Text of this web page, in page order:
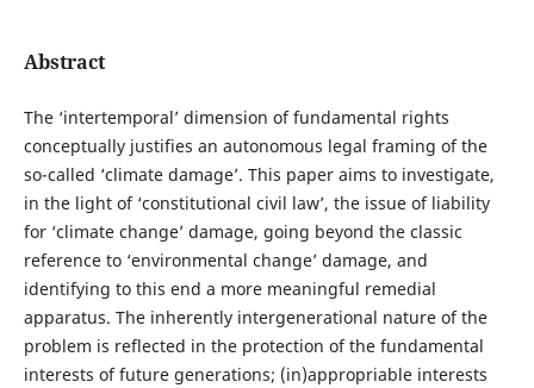
Abstract
The ‘intertemporal’ dimension of fundamental rights
conceptually justifies an autonomous legal framing of the
so-called ‘climate damage’. This paper aims to investigate,
in the light of ‘constitutional civil law’, the issue of liability
for ‘climate change’ damage, going beyond the classic
reference to ‘environmental change’ damage, and
identifying to this end a more meaningful remedial
apparatus. The inherently intergenerational nature of the
problem is reflected in the protection of the fundamental
interests of future generations; (in)appropriable interests